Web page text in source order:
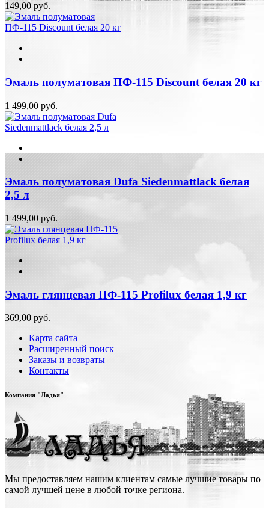
149,00 руб.
Эмаль полуматовая ПФ-115 Discount белая 20 кг
1 499,00 руб.
Эмаль полуматовая Dufa Siedenmattlack белая
2,5 л
1 499,00 руб.
Эмаль глянцевая ПФ-115 Profilux белая 1,9 кг
369,00 руб.
Карта сайта
Расширенный поиск
Заказы и возвраты
Контакты
Компания "Ладья"
Мы предоставляем нашим клиентам самые лучшие товары по
самой лучшей цене в любой точке региона.